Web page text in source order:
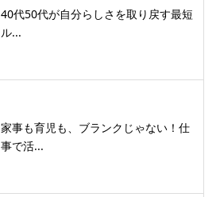
40代50代が自分らしさを取り戻す最短
ル...
家事も育児も、ブランクじゃない！仕
事で活...